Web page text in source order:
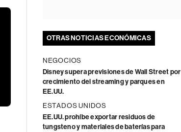
OTRAS NOTICIAS ECONÓMICAS
NEGOCIOS
Disney supera previsiones de Wall Street por
crecimiento del streaming y parques en
EE.UU.
ESTADOS UNIDOS
EE.UU. prohíbe exportar residuos de
tungsteno y materiales de baterías para